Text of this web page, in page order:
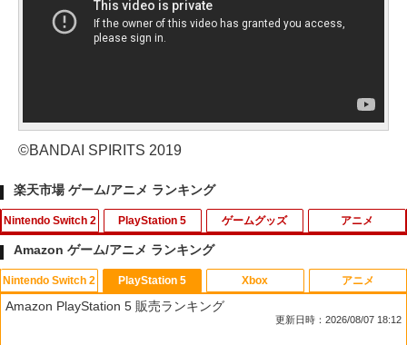
©BANDAI SPIRITS 2019
楽天市場 ゲーム/アニメ ランキング
Nintendo Switch 2
1
【新品】Switch2 eFootball Kick-Off!
【メール便】
PlayStation 5
1
[メール便OK]【新品】【PS5】CRYSTA
R -クライスタ- ［PS5版］[在庫品]
ゲームグッズ
1
GBC用 レトロコレクションケース 5枚
ゲームボーイ ソフト ケース ゲーム 収納
ケース 高透明 簡単組立 PP素材 日本製 3
アニメ
1
【中古】アナと雪の女王 MovieNEX [ブ
ルーレイ+DVD+デジタルコピー（クラウ
ド対応）+MovieNEXワールド] [Blu-ray]
Amazon ゲーム/アニメ ランキング
Nintendo Switch 2 PlayStation 5
Amazon PlayStation 5 販売ランキング
更新日時：2026/08/07 18:12
Xbox アニメ